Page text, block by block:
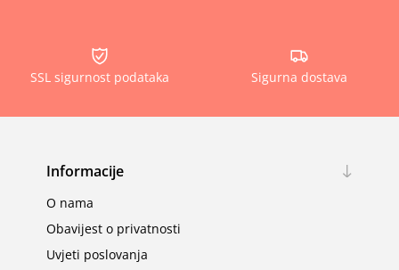
SSL sigurnost podataka Sigurna dostava
Informacije
O nama
Obavijest o privatnosti
Uvjeti poslovanja